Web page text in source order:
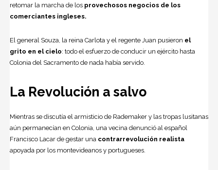
retomar la marcha de los provechosos negocios de los
comerciantes ingleses.
El general Souza, la reina Carlota y el regente Juan pusieron el
grito en el cielo: todo el esfuerzo de conducir un ejército hasta
Colonia del Sacramento de nada había servido.
La Revolución a salvo
Mientras se discutía el armisticio de Rademaker y las tropas lusitanas
aún permanecían en Colonia, una vecina denunció al español
Francisco Lacar de gestar una contrarrevolución realista
apoyada por los montevideanos y portugueses.